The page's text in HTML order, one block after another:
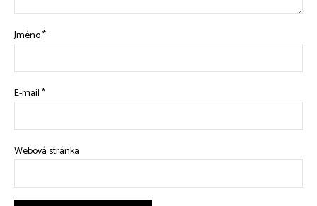
Jméno*
E-mail*
Webová stránka